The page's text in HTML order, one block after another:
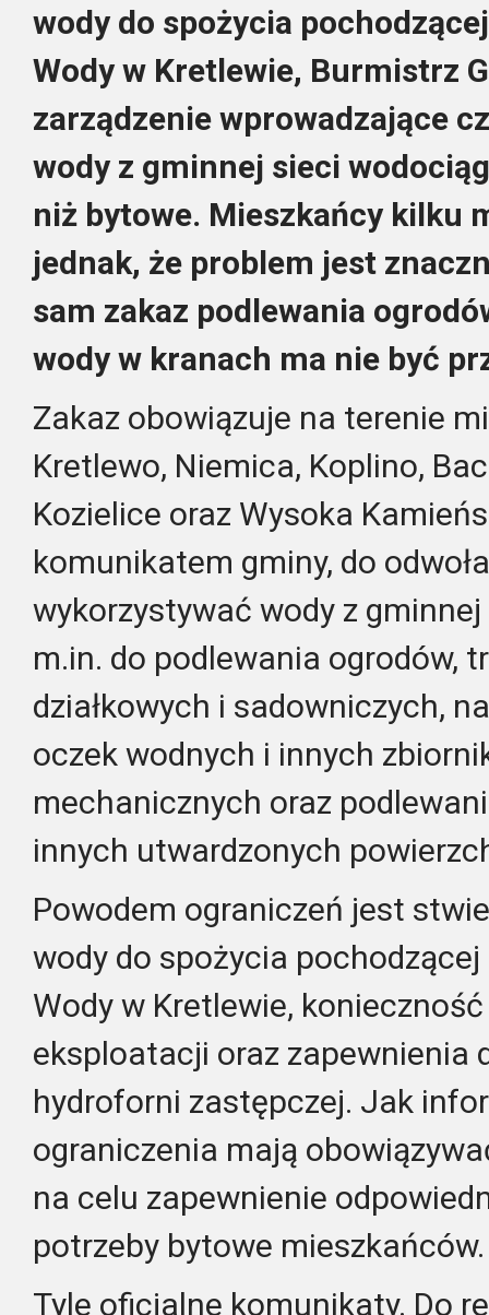
wody do spożycia
Wody w Kretlewie, Burmistrz
zarządzenie wprowadzające
wody z gminnej sieci
niż bytowe. Mieszkańcy kilku
jednak, że problem jest
sam zakaz podlewania
wody w kranach ma nie być
Zakaz obowiązuje na terenie
Kretlewo, Niemica, Koplino,
Kozielice oraz Wysoka
komunikatem gminy, do
wykorzystywać wody z
m.in. do podlewania ogrodów,
działkowych i sadowniczych,
oczek wodnych i innych
mechanicznych oraz
innych utwardzonych
Powodem ograniczeń jest
wody do spożycia
Wody w Kretlewie,
eksploatacji oraz zapewnienia
hydroforni zastępczej. Jak
ograniczenia mają
na celu zapewnienie
potrzeby bytowe mieszkańców.
Tyle oficjalne komunikaty. Do